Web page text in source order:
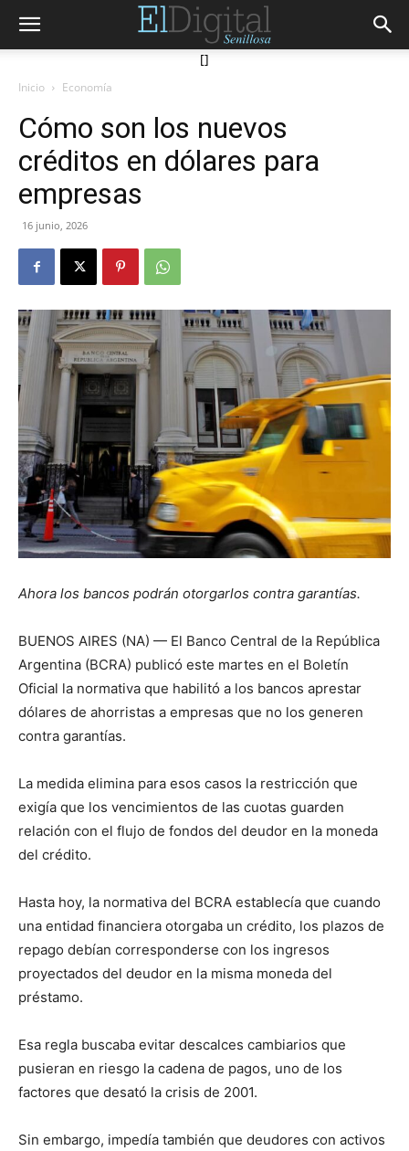
[]
Inicio Economía
Cómo son los nuevos
créditos en dólares para
empresas
16 junio, 2026
Ahora los bancos podrán otorgarlos contra garantías.
BUENOS AIRES (NA) — El Banco Central de la República
Argentina (BCRA) publicó este martes en el Boletín
Oficial la normativa que habilitó a los bancos aprestar
dólares de ahorristas a empresas que no los generen
contra garantías.
La medida elimina para esos casos la restricción que
exigía que los vencimientos de las cuotas guarden
relación con el flujo de fondos del deudor en la moneda
del crédito.
Hasta hoy, la normativa del BCRA establecía que cuando
una entidad financiera otorgaba un crédito, los plazos de
repago debían corresponderse con los ingresos
proyectados del deudor en la misma moneda del
préstamo.
Esa regla buscaba evitar descalces cambiarios que
pusieran en riesgo la cadena de pagos, uno de los
factores que desató la crisis de 2001.
Sin embargo, impedía también que deudores con activos